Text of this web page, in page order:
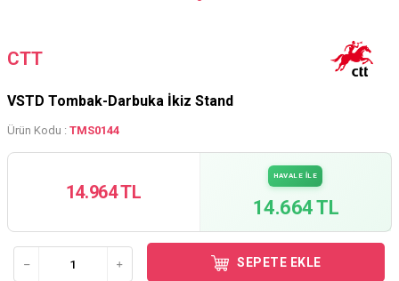
CTT
VSTD Tombak-Darbuka İkiz Stand
Ürün Kodu : TMS0144
14.964 TL
HAVALE İLE
14.664 TL
SEPETE EKLE